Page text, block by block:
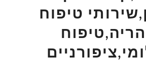
טיפוח